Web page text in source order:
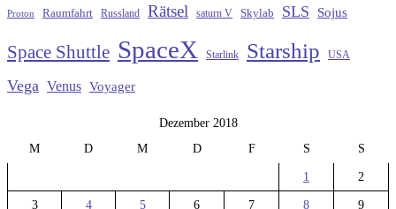
Proton Raumfahrt Russland Rätsel saturn V Skylab SLS Sojus
Space Shuttle SpaceX Starlink Starship USA
Vega Venus Voyager
Dezember 2018
M
D M D F S S
1 2
3 4 5 6 7 8 9